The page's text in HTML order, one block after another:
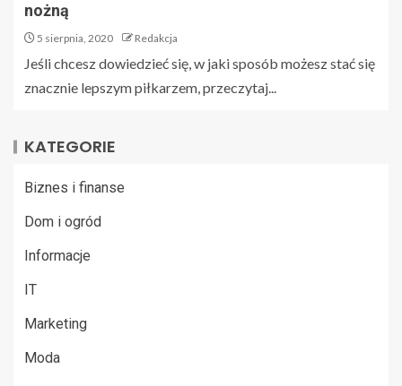
nożną
5 sierpnia, 2020 Redakcja
Jeśli chcesz dowiedzieć się, w jaki sposób możesz stać się
znacznie lepszym piłkarzem, przeczytaj...
KATEGORIE
Biznes i finanse
Dom i ogród
Informacje
IT
Marketing
Moda